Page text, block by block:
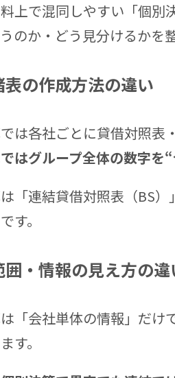
上で混同しやすい「個別
のか・どう見分けるかを
表の作成方法の違い
は各社ごとに貸借対照表
はグループ全体の数字を
「連結貸借対照表（BS）
です。
・情報の見え方の違
「会社単体の情報」だけ
す。